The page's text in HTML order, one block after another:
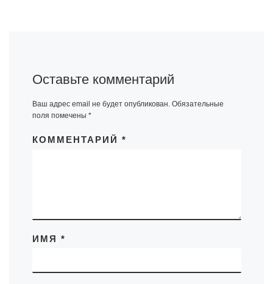
Оставьте комментарий
Ваш адрес email не будет опубликован. Обязательные
поля помечены *
КОММЕНТАРИЙ *
ИМЯ *